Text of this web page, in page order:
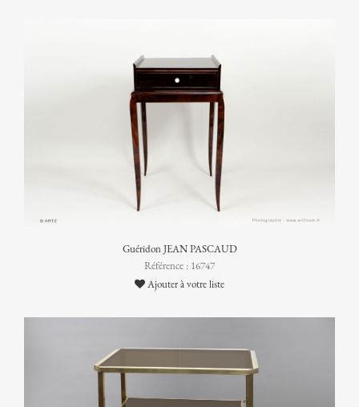
Guéridon JEAN PASCAUD
Référence : 16747
Ajouter à votre liste